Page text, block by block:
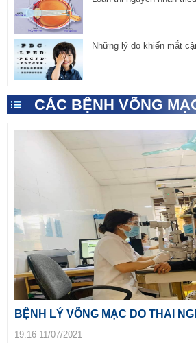
Những lý do khiến mắt
CÁC BỆNH VÕNG
BỆNH LÝ VÕNG MẠC DO THAI
19:16 11/07/2021